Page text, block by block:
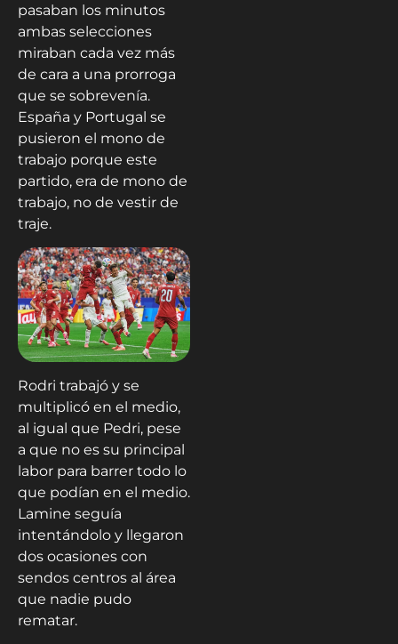
pasaban los minutos
ambas selecciones
miraban cada vez más
de cara a una prorroga
que se sobrevenía.
España y Portugal se
pusieron el mono de
trabajo porque este
partido, era de mono de
trabajo, no de vestir de
traje.
Rodri trabajó y se
multiplicó en el medio,
al igual que Pedri, pese
a que no es su principal
labor para barrer todo lo
que podían en el medio.
Lamine seguía
intentándolo y llegaron
dos ocasiones con
sendos centros al área
que nadie pudo
rematar.